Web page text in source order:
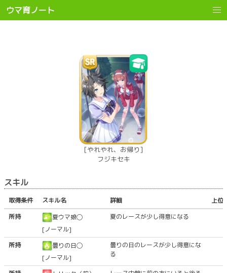
ウマ育ノート
[やれやれ、お帰り]
フジキセキ
スキル
取得条件 スキル名 詳細
上位
所持
夏ウマ娘◯
[ノーマル]
夏のレースが少し得意になる
所持
曇りの日◯
[ノーマル]
曇りの日のレースが少し得意にな
る